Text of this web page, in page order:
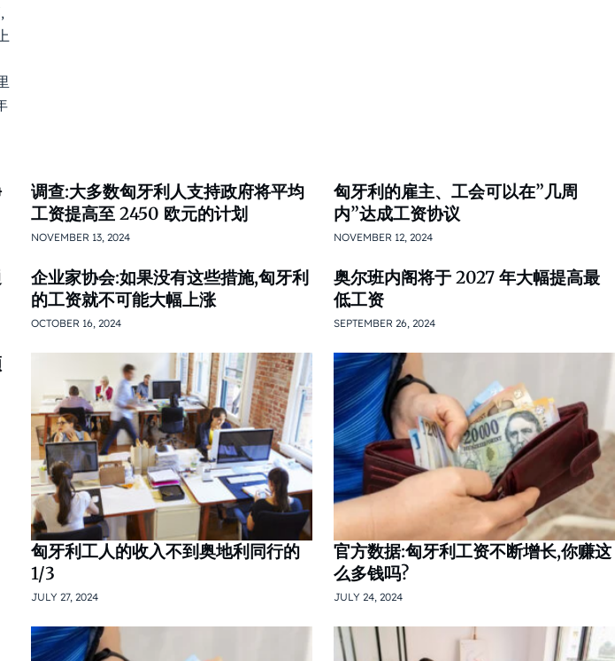
调查:大多数匈牙利人支持政府将平均
工资提高至 2450 欧元的计划
NOVEMBER 13, 2024
匈牙利的雇主、工会可以在”几周
内”达成工资协议
NOVEMBER 12, 2024
企业家协会:如果没有这些措施,匈牙利
的工资就不可能大幅上涨
OCTOBER 16, 2024
奥尔班内阁将于 2027 年大幅提高最
低工资
SEPTEMBER 26, 2024
匈牙利工人的收入不到奥地利同行的
1/3
JULY 27, 2024
官方数据:匈牙利工资不断增长,你赚这
么多钱吗?
JULY 24, 2024